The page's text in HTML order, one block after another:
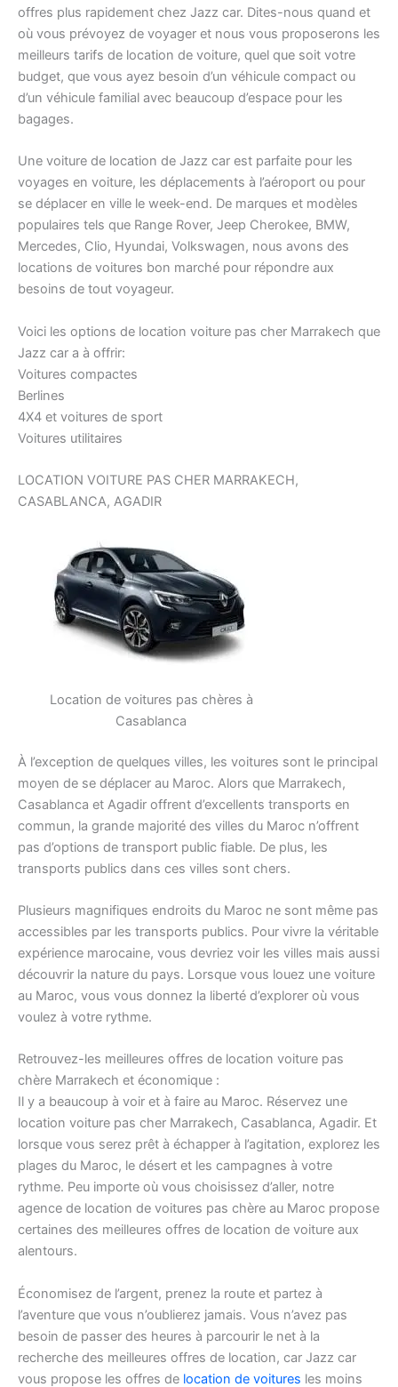
offres plus rapidement chez Jazz car. Dites-nous quand et
où vous prévoyez de voyager et nous vous proposerons les
meilleurs tarifs de location de voiture, quel que soit votre
budget, que vous ayez besoin d’un véhicule compact ou
d’un véhicule familial avec beaucoup d’espace pour les
bagages.
Une voiture de location de Jazz car est parfaite pour les
voyages en voiture, les déplacements à l’aéroport ou pour
se déplacer en ville le week-end. De marques et modèles
populaires tels que Range Rover, Jeep Cherokee, BMW,
Mercedes, Clio, Hyundai, Volkswagen, nous avons des
locations de voitures bon marché pour répondre aux
besoins de tout voyageur.
Voici les options de location voiture pas cher Marrakech que
Jazz car a à offrir:
Voitures compactes
Berlines
4X4 et voitures de sport
Voitures utilitaires
LOCATION VOITURE PAS CHER MARRAKECH,
CASABLANCA, AGADIR
Location de voitures pas chères à
Casablanca
À l’exception de quelques villes, les voitures sont le principal
moyen de se déplacer au Maroc. Alors que Marrakech,
Casablanca et Agadir offrent d’excellents transports en
commun, la grande majorité des villes du Maroc n’offrent
pas d’options de transport public fiable. De plus, les
transports publics dans ces villes sont chers.
Plusieurs magnifiques endroits du Maroc ne sont même pas
accessibles par les transports publics. Pour vivre la véritable
expérience marocaine, vous devriez voir les villes mais aussi
découvrir la nature du pays. Lorsque vous louez une voiture
au Maroc, vous vous donnez la liberté d’explorer où vous
voulez à votre rythme.
Retrouvez-les meilleures offres de location voiture pas
chère Marrakech et économique :
Il y a beaucoup à voir et à faire au Maroc. Réservez une
location voiture pas cher Marrakech, Casablanca, Agadir. Et
lorsque vous serez prêt à échapper à l’agitation, explorez les
plages du Maroc, le désert et les campagnes à votre
rythme. Peu importe où vous choisissez d’aller, notre
agence de location de voitures pas chère au Maroc propose
certaines des meilleures offres de location de voiture aux
alentours.
Économisez de l’argent, prenez la route et partez à
l’aventure que vous n’oublierez jamais. Vous n’avez pas
besoin de passer des heures à parcourir le net à la
recherche des meilleures offres de location, car Jazz car
vous propose les offres de location de voitures les moins